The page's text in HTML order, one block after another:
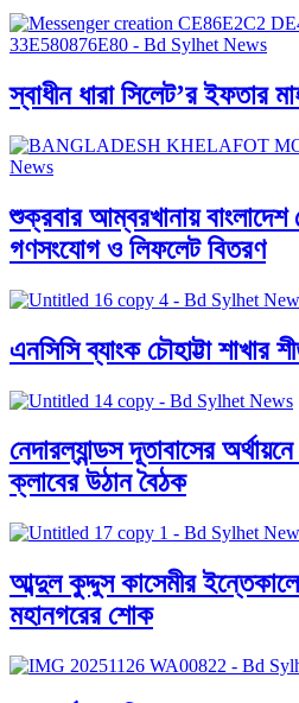
স্বাধীন ধারা সিলেট’র ইফতার
শুক্রবার আম্বরখানায়
গণসংযোগ ও লিফলেট বিতরণ
এনসিসি ব্যাংক চৌহাট্টা শাখার
নেদারল্যান্ডস দূতাবাসের
ক্লাবের উঠান বৈঠক
আব্দুল কুদ্দুস কাসেমীর
মহানগরের শোক